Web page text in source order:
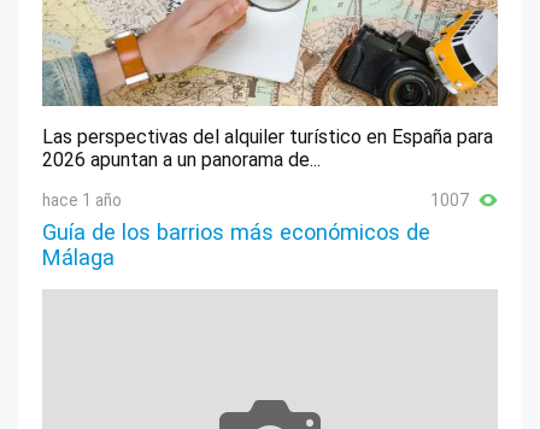
Las perspectivas del alquiler turístico en España para
2026 apuntan a un panorama de...
hace 1 año 1007
Guía de los barrios más económicos de
Málaga